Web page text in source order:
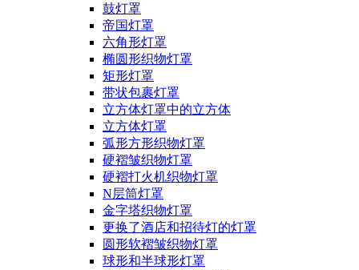
鼓灯罩
帝国灯罩
六角形灯罩
椭圆形织物灯罩
矩形灯罩
带状包裹灯罩
立方体灯罩中的立方体
立方体灯罩
弧形方形织物灯罩
硬褶皱织物灯罩
硬褶打火机织物灯罩
N层筒灯罩
金字塔织物灯罩
更换了酒店和招待灯的灯罩
圆形软褶皱织物灯罩
球形和半球形灯罩